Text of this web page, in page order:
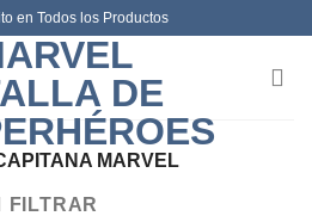
en Todos los Productos
MARVEL
FILTRAR